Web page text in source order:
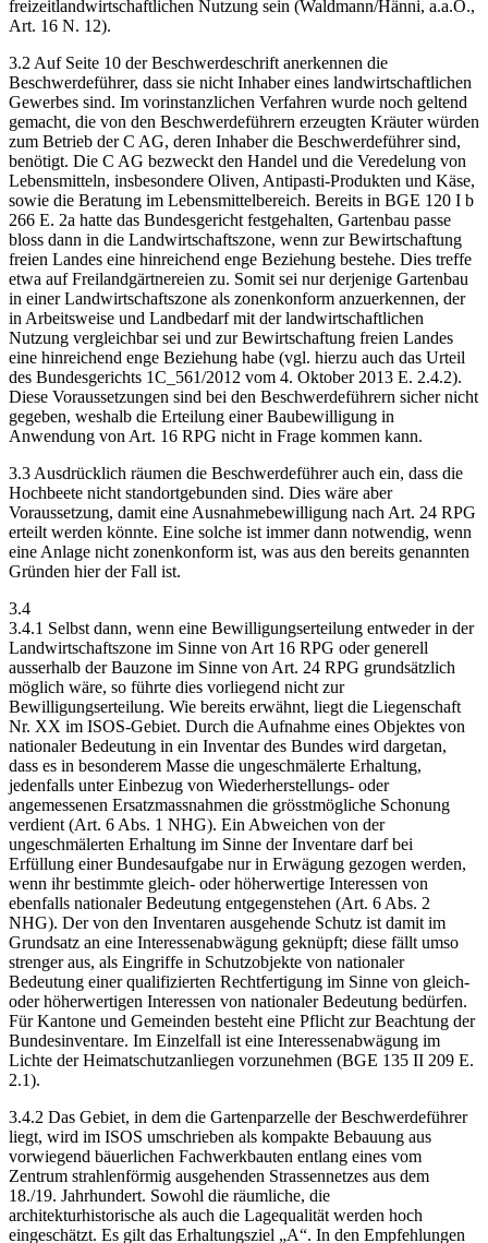
freizeitlandwirtschaftlichen Nutzung sein (Waldmann/Hänni, a.a.O.,
Art. 16 N. 12).
3.2 Auf Seite 10 der Beschwerdeschrift anerkennen die
Beschwerdeführer, dass sie nicht Inhaber eines landwirtschaftlichen
Gewerbes sind. Im vorinstanzlichen Verfahren wurde noch geltend
gemacht, die von den Beschwerdeführern erzeugten Kräuter würden
zum Betrieb der C AG, deren Inhaber die Beschwerdeführer sind,
benötigt. Die C AG bezweckt den Handel und die Veredelung von
Lebensmitteln, insbesondere Oliven, Antipasti-Produkten und Käse,
sowie die Beratung im Lebensmittelbereich. Bereits in BGE 120 I b
266 E. 2a hatte das Bundesgericht festgehalten, Gartenbau passe
bloss dann in die Landwirtschaftszone, wenn zur Bewirtschaftung
freien Landes eine hinreichend enge Beziehung bestehe. Dies treffe
etwa auf Freilandgärtnereien zu. Somit sei nur derjenige Gartenbau
in einer Landwirtschaftszone als zonenkonform anzuerkennen, der
in Arbeitsweise und Landbedarf mit der landwirtschaftlichen
Nutzung vergleichbar sei und zur Bewirtschaftung freien Landes
eine hinreichend enge Beziehung habe (vgl. hierzu auch das Urteil
des Bundesgerichts 1C_561/2012 vom 4. Oktober 2013 E. 2.4.2).
Diese Voraussetzungen sind bei den Beschwerdeführern sicher nicht
gegeben, weshalb die Erteilung einer Baubewilligung in
Anwendung von Art. 16 RPG nicht in Frage kommen kann.
3.3 Ausdrücklich räumen die Beschwerdeführer auch ein, dass die
Hochbeete nicht standortgebunden sind. Dies wäre aber
Voraussetzung, damit eine Ausnahmebewilligung nach Art. 24 RPG
erteilt werden könnte. Eine solche ist immer dann notwendig, wenn
eine Anlage nicht zonenkonform ist, was aus den bereits genannten
Gründen hier der Fall ist.
3.4
3.4.1 Selbst dann, wenn eine Bewilligungserteilung entweder in der
Landwirtschaftszone im Sinne von Art 16 RPG oder generell
ausserhalb der Bauzone im Sinne von Art. 24 RPG grundsätzlich
möglich wäre, so führte dies vorliegend nicht zur
Bewilligungserteilung. Wie bereits erwähnt, liegt die Liegenschaft
Nr. XX im ISOS-Gebiet. Durch die Aufnahme eines Objektes von
nationaler Bedeutung in ein Inventar des Bundes wird dargetan,
dass es in besonderem Masse die ungeschmälerte Erhaltung,
jedenfalls unter Einbezug von Wiederherstellungs- oder
angemessenen Ersatzmassnahmen die grösstmögliche Schonung
verdient (Art. 6 Abs. 1 NHG). Ein Abweichen von der
ungeschmälerten Erhaltung im Sinne der Inventare darf bei
Erfüllung einer Bundesaufgabe nur in Erwägung gezogen werden,
wenn ihr bestimmte gleich- oder höherwertige Interessen von
ebenfalls nationaler Bedeutung entgegenstehen (Art. 6 Abs. 2
NHG). Der von den Inventaren ausgehende Schutz ist damit im
Grundsatz an eine Interessenabwägung geknüpft; diese fällt umso
strenger aus, als Eingriffe in Schutzobjekte von nationaler
Bedeutung einer qualifizierten Rechtfertigung im Sinne von gleich-
oder höherwertigen Interessen von nationaler Bedeutung bedürfen.
Für Kantone und Gemeinden besteht eine Pflicht zur Beachtung der
Bundesinventare. Im Einzelfall ist eine Interessenabwägung im
Lichte der Heimatschutzanliegen vorzunehmen (BGE 135 II 209 E.
2.1).
3.4.2 Das Gebiet, in dem die Gartenparzelle der Beschwerdeführer
liegt, wird im ISOS umschrieben als kompakte Bebauung aus
vorwiegend bäuerlichen Fachwerkbauten entlang eines vom
Zentrum strahlenförmig ausgehenden Strassennetzes aus dem
18./19. Jahrhundert. Sowohl die räumliche, die
architekturhistorische als auch die Lagequalität werden hoch
eingeschätzt. Es gilt das Erhaltungsziel „A“. In den Empfehlungen